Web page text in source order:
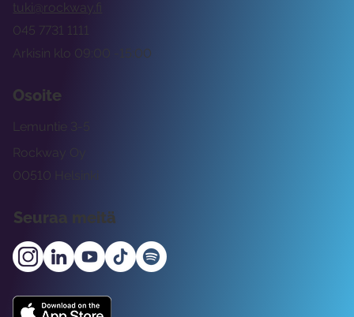
tuki@rockway.fi
Arkisin klo 09:00 -15:00
045 7731 1111
Osoite
Rockway Oy
Lemuntie 3-5
00510 Helsinki
Seuraa meitä